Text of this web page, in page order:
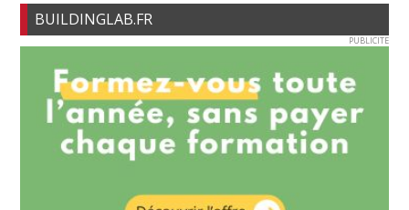
BUILDINGLAB.FR
PUBLICITE